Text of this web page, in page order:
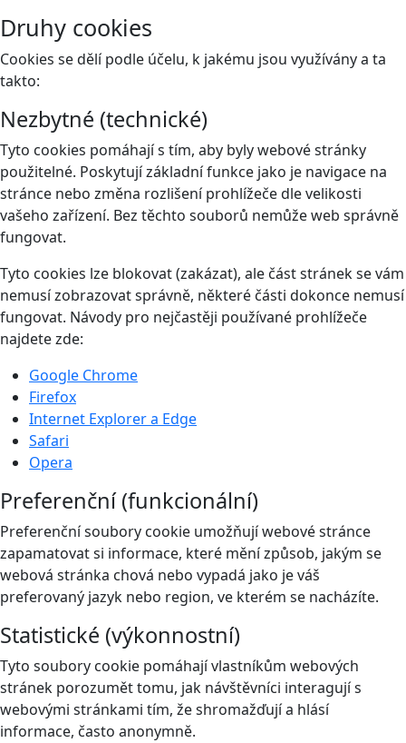
Druhy cookies
Cookies se dělí podle účelu, k jakému jsou využívány a ta
takto:
Nezbytné (technické)
Tyto cookies pomáhají s tím, aby byly webové stránky
použitelné. Poskytují základní funkce jako je navigace na
stránce nebo změna rozlišení prohlížeče dle velikosti
vašeho zařízení. Bez těchto souborů nemůže web správně
fungovat.
Tyto cookies lze blokovat (zakázat), ale část stránek se vám
nemusí zobrazovat správně, některé části dokonce nemusí
fungovat. Návody pro nejčastěji používané prohlížeče
najdete zde:
Google Chrome
Firefox
Internet Explorer a Edge
Safari
Opera
Preferenční (funkcionální)
Preferenční soubory cookie umožňují webové stránce
zapamatovat si informace, které mění způsob, jakým se
webová stránka chová nebo vypadá jako je váš
preferovaný jazyk nebo region, ve kterém se nacházíte.
Statistické (výkonnostní)
Tyto soubory cookie pomáhají vlastníkům webových
stránek porozumět tomu, jak návštěvníci interagují s
webovými stránkami tím, že shromažďují a hlásí
informace, často anonymně.